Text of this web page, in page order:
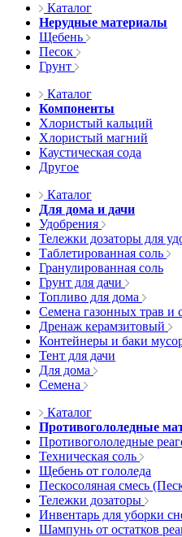
Каталог
Нерудные материалы
Щебень
Песок
Грунт
Каталог
Компоненты
Хлористый кальций
Хлористый магний
Каустическая сода
Другое
Каталог
Для дома и дачи
Удобрения
Тележки дозаторы для
Таблетированная соль
Гранулированная соль
Грунт для дачи
Топливо для дома
Семена газонных трав и
Дренаж керамзитовый
Контейнеры и баки
Тент для дачи
Для дома
Семена
Каталог
Противогололедные
Противогололедные
Техническая соль
Щебень от гололеда
Пескосоляная смесь
Тележки дозаторы
Инвентарь для уборки
Шампунь от остатков